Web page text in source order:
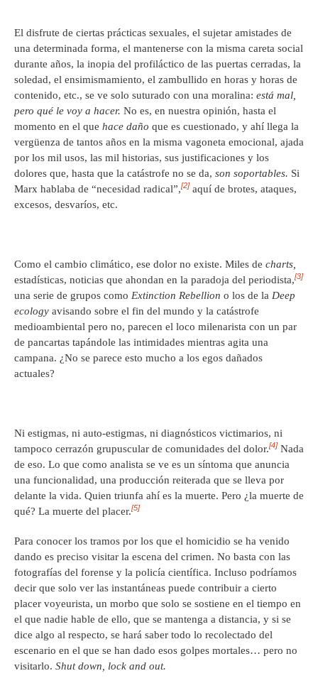
El disfrute de ciertas prácticas sexuales, el sujetar amistades de
una determinada forma, el mantenerse con la misma careta social
durante años, la inopia del profiláctico de las puertas cerradas, la
soledad, el ensimismamiento, el zambullido en horas y horas de
contenido, etc., se ve solo suturado con una moralina: está mal,
pero qué le voy a hacer. No es, en nuestra opinión, hasta el
momento en el que hace daño que es cuestionado, y ahí llega la
vergüenza de tantos años en la misma vagoneta emocional, ajada
por los mil usos, las mil historias, sus justificaciones y los
dolores que, hasta que la catástrofe no se da, son soportables. Si
Marx hablaba de “necesidad radical”,[2] aquí de brotes, ataques,
excesos, desvaríos, etc.
Como el cambio climático, ese dolor no existe. Miles de charts,
estadísticas, noticias que ahondan en la paradoja del periodista,[3]
una serie de grupos como Extinction Rebellion o los de la Deep
ecology avisando sobre el fin del mundo y la catástrofe
medioambiental pero no, parecen el loco milenarista con un par
de pancartas tapándole las intimidades mientras agita una
campana. ¿No se parece esto mucho a los egos dañados
actuales?
Ni estigmas, ni auto-estigmas, ni diagnósticos victimarios, ni
tampoco cerrazón grupuscular de comunidades del dolor.[4] Nada
de eso. Lo que como analista se ve es un síntoma que anuncia
una funcionalidad, una producción reiterada que se lleva por
delante la vida. Quien triunfa ahí es la muerte. Pero ¿la muerte de
qué? La muerte del placer.[5]
Para conocer los tramos por los que el homicidio se ha venido
dando es preciso visitar la escena del crimen. No basta con las
fotografías del forense y la policía científica. Incluso podríamos
decir que solo ver las instantáneas puede contribuir a cierto
placer voyeurista, un morbo que solo se sostiene en el tiempo en
el que nadie hable de ello, que se mantenga a distancia, y si se
dice algo al respecto, se hará saber todo lo recolectado del
escenario en el que se han dado esos golpes mortales… pero no
visitarlo. Shut down, lock and out.